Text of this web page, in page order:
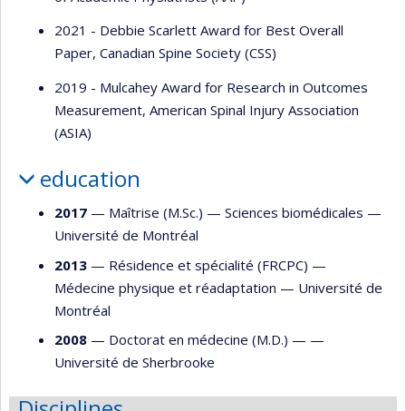
2021 - Debbie Scarlett Award for Best Overall
Paper, Canadian Spine Society (CSS)
2019 - Mulcahey Award for Research in Outcomes
Measurement, American Spinal Injury Association
(ASIA)
education
2017 — Maîtrise (M.Sc.) — Sciences biomédicales —
Université de Montréal
2013 — Résidence et spécialité (FRCPC) —
Médecine physique et réadaptation — Université de
Montréal
2008 — Doctorat en médecine (M.D.) — —
Université de Sherbrooke